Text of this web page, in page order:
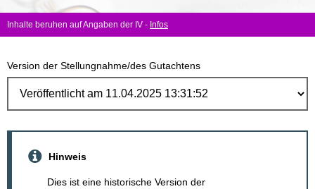
Inhalte beruhen auf Angaben der IV - Infos
Version der Stellungnahme/des Gutachtens
Hinweis
Dies ist eine historische Version der